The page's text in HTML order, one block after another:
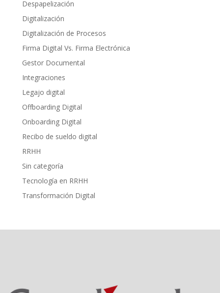
Despapelización
Digitalización
Digitalización de Procesos
Firma Digital Vs. Firma Electrónica
Gestor Documental
Integraciones
Legajo digital
Offboarding Digital
Onboarding Digital
Recibo de sueldo digital
RRHH
Sin categoría
Tecnología en RRHH
Transformación Digital